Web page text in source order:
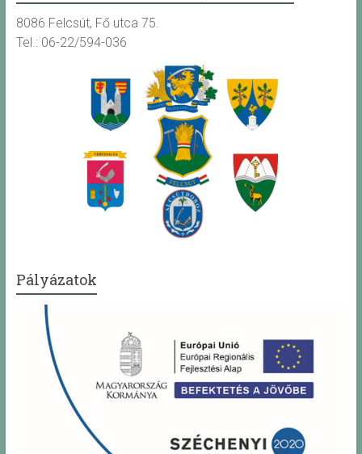
8086 Felcsút, Fő utca 75.
Tel.: 06-22/594-036
Pályázatok